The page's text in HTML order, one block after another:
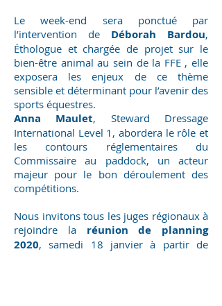
Le week-end sera ponctué par
l’intervention de Déborah Bardou,
Éthologue et chargée de projet sur le
bien-être animal au sein de la FFE , elle
exposera les enjeux de ce thème
sensible et déterminant pour l’avenir des
sports équestres.
Anna Maulet, Steward Dressage
International Level 1, abordera le rôle et
les contours réglementaires du
Commissaire au paddock, un acteur
majeur pour le bon déroulement des
compétitions.
Nous invitons tous les juges régionaux à
rejoindre la réunion de planning
2020, samedi 18 janvier à partir de